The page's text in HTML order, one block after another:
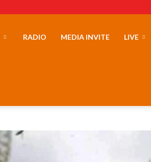
RADIO MEDIA INVITE LIVE